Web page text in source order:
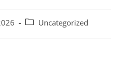
Uncategorized